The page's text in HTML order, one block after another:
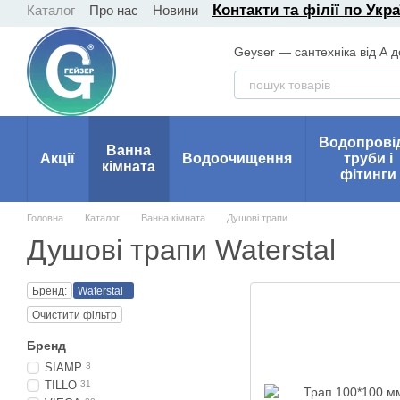
Перейти до основного контенту
Каталог Про нас Новини Контакти та філії по
Geyser — сантехніка від А
Акції
Ванна
кімната
Водоочищення
труби і
фітинги
Головна Каталог Ванна кімната Душові трапи
Душові трапи Waterstal
Бренд:
Waterstal
Очистити фільтр
Бренд
SIAMP 3
TILLO 31